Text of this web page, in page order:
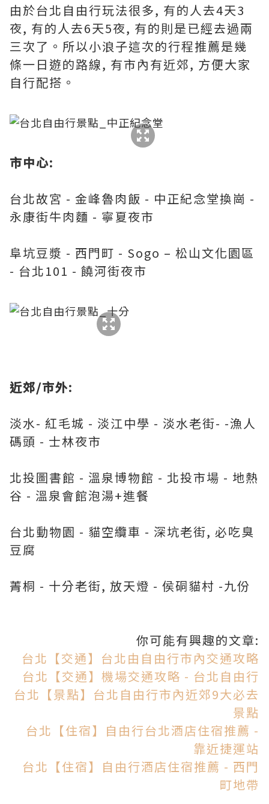
由於台北自由行玩法很多, 有的人去4天3
夜, 有的人去6天5夜, 有的則是已經去過兩
三次了。所以小浪子這次的行程推薦是幾
條一日遊的路線, 有市內有近郊, 方便大家
自行配搭。
市中心:
台北故宮 - 金峰魯肉飯 - 中正紀念堂換崗 -
永康街牛肉麵 - 寧夏夜市
阜坑豆漿 - 西門町 - Sogo – 松山文化園區
- 台北101 - 饒河街夜市
近郊/市外:
淡水- 紅毛城 - 淡江中學 - 淡水老街- -漁人
碼頭 - 士林夜市
北投圖書館 - 溫泉博物館 - 北投市場 - 地熱
谷 - 溫泉會館泡湯+進餐
台北動物園 - 貓空纜車 - 深坑老街, 必吃臭
豆腐
菁桐 - 十分老街, 放天燈 - 侯硐貓村 -九份
你可能有興趣的文章:
台北【交通】台北由自由行市內交通攻略
台北【交通】機場交通攻略 - 台北自由行
台北【景點】台北自由行市內近郊9大必去
景點
台北【住宿】自由行台北酒店住宿推薦 -
靠近捷運站
台北【住宿】自由行酒店住宿推薦 - 西門
町地帶